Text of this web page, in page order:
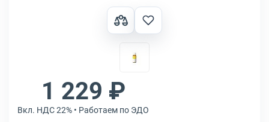
1 229 ₽
Вкл. НДС 22% • Работаем по ЭДО